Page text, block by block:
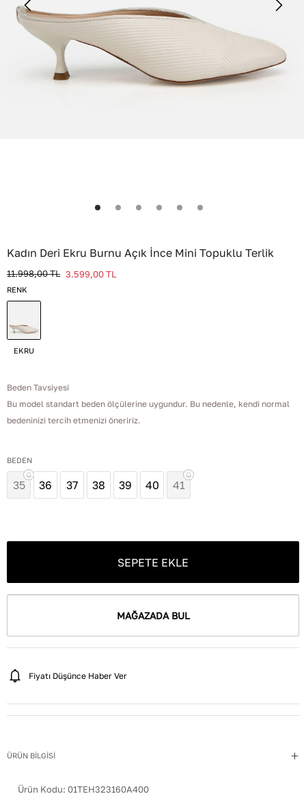
Kadın Deri Ekru Burnu Açık İnce Mini Topuklu Terlik
11.998,00TL 3.599,00TL
RENK
EKRU
Beden Tavsiyesi
Bu model standart beden ölçülerine uygundur. Bu nedenle, kendi normal
bedeninizi tercih etmenizi öneririz.
BEDEN
35 36 37 38 39 40 41
SEPETE EKLE
MAĞAZADA BUL
Fiyatı Düşünce Haber Ver
ÜRÜN BİLGİSİ
Ürün Kodu: 01TEH323160A400